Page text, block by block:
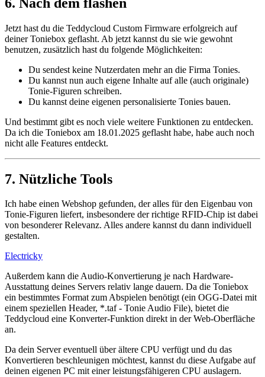
Jetzt hast du die Teddycloud Custom Firmware erfolgreich auf
deiner Toniebox geflasht. Ab jetzt kannst du sie wie gewohnt
benutzen, zusätzlich hast du folgende Möglichkeiten:
Du sendest keine Nutzerdaten mehr an die Firma Tonies.
Du kannst nun auch eigene Inhalte auf alle (auch originale)
Tonie-Figuren schreiben.
Du kannst deine eigenen personalisierte Tonies bauen.
Und bestimmt gibt es noch viele weitere Funktionen zu entdecken.
Da ich die Toniebox am 18.01.2025 geflasht habe, habe auch noch
nicht alle Features entdeckt.
7. Nützliche Tools
Ich habe einen Webshop gefunden, der alles für den Eigenbau von
Tonie-Figuren liefert, insbesondere der richtige RFID-Chip ist dabei
von besonderer Relevanz. Alles andere kannst du dann individuell
gestalten.
Electricky
Außerdem kann die Audio-Konvertierung je nach Hardware-
Ausstattung deines Servers relativ lange dauern. Da die Toniebox
ein bestimmtes Format zum Abspielen benötigt (ein OGG-Datei mit
einem speziellen Header, *.taf - Tonie Audio File), bietet die
Teddycloud eine Konverter-Funktion direkt in der Web-Oberfläche
an.
Da dein Server eventuell über ältere CPU verfügt und du das
Konvertieren beschleunigen möchtest, kannst du diese Aufgabe auf
deinen eigenen PC mit einer leistungsfähigeren CPU auslagern.